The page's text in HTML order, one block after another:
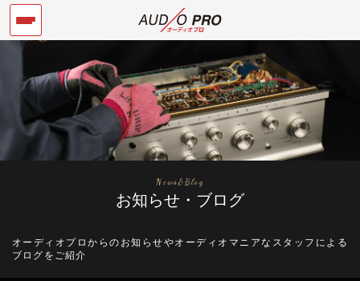
News&Blog
お知らせ・ブログ
オーディオプロからのお知らせやオーディオマニアなスタッフによる
ブログをご紹介